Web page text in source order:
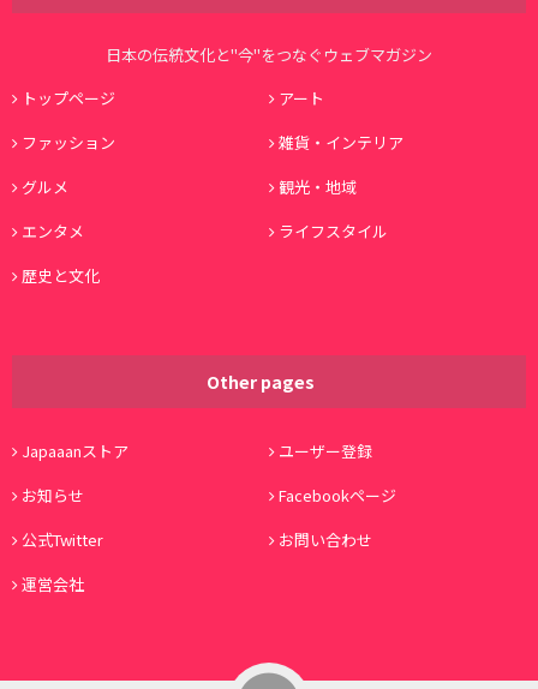
日本の伝統文化と"今"をつなぐウェブマガジン
トップページ
アート
ファッション
雑貨・インテリア
グルメ
観光・地域
エンタメ
ライフスタイル
歴史と文化
Other pages
Japaaanストア
ユーザー登録
お知らせ
Facebookページ
公式Twitter
お問い合わせ
運営会社